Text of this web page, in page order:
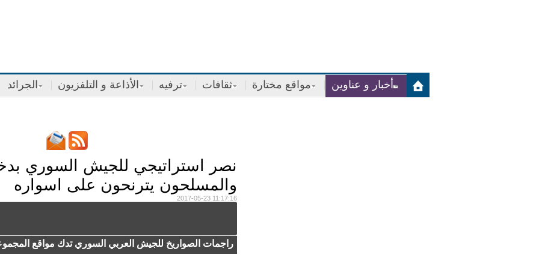
أخبار و عناوين مواقع مختارة ثقافات ترفيه الأذاعة و التلفزيون الجرائد
نصر استراتيجي للجيش السوري
والمسلحون يترنحون على اسواره
2017-05-23 11:17:16
راجمات الصواريخ للجيش العربي السوري تدك مواقع